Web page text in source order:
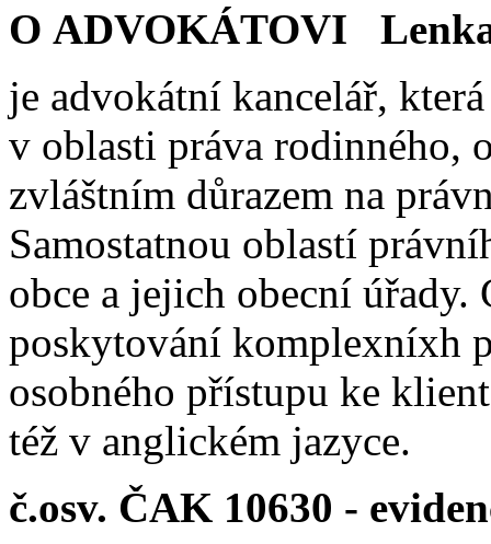
O ADVOKÁTOVI
je advokátní kancelář,
v oblasti práva rodinného,
zvláštním důrazem na
Samostatnou oblastí
obce a jejich obecní
poskytování komplexníxh
osobného přístupu ke
též v anglickém jazyce.
č.osv. ČAK 10630 -